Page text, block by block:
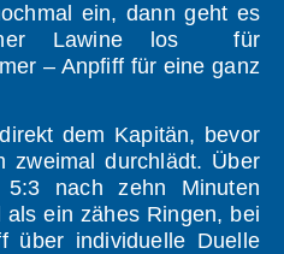
ein, dann geht es
Lawine los für
– Anpfiff für eine ganz
dem Kapitän, bevor
zweimal durchlädt. Über
nach zehn Minuten
ein zähes Ringen, bei
über individuelle Duelle